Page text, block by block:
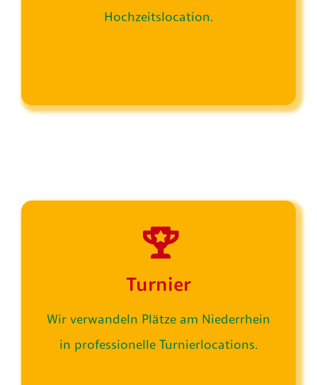
Hochzeitslocation.
Turnier
Wir verwandeln Plätze am Niederrhein
in professionelle Turnierlocations.